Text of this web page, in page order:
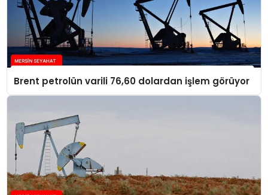
Brent petrolün varili 76,60 dolardan işlem görüyor